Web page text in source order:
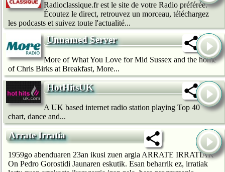
Radioclassique.fr est le site de votre Radio préférée.
Écoutez le direct, retrouvez un morceau, téléchargez
les podcasts et suivez toute l'actualité...
Unnamed Server
More of What You Love for Mid Sussex and the home
of Chris Birks at Breakfast, More...
HotHitsUK
A UK based internet radio station playing Top 40
chart, dance and...
Arrate Irratia
1959go abenduaren 23an ikusi zuen argia ARRATE IRRATIAK
On Pedro Gorostidi Jaunaren eskutik. Esan beharrik ez, irratiak